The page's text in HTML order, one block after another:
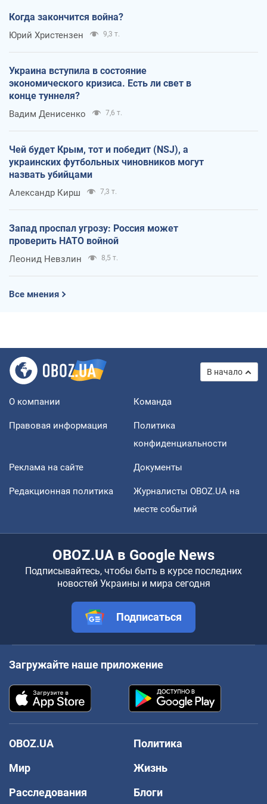
Когда закончится война?
Юрий Христензен 9,3 т.
Украина вступила в состояние
экономического кризиса. Есть ли свет в
конце туннеля?
Вадим Денисенко 7,6 т.
Чей будет Крым, тот и победит (NSJ), а
украинских футбольных чиновников могут
назвать убийцами
Александр Кирш 7,3 т.
Запад проспал угрозу: Россия может
проверить НАТО войной
Леонид Невзлин 8,5 т.
Все мнения
В начало
О компании Команда
Правовая информация
Политика
конфиденциальности
Реклама на сайте Документы
Редакционная политика
Журналисты OBOZ.UA на
месте событий
OBOZ.UA в Google News
Подписывайтесь, чтобы быть в курсе последних
новостей Украины и мира сегодня
Подписаться
Загружайте наше приложение
OBOZ.UA
Политика
Мир
Жизнь
Расследования
Блоги